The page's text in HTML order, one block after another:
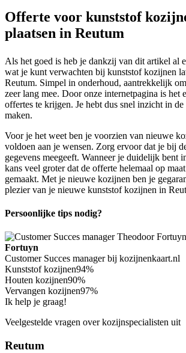
Offerte voor kunststof
plaatsen in Reutum
Als het goed is heb je dankzij van dit artikel al
wat je kunt verwachten bij kunststof kozijnen
Reutum. Simpel in onderhoud, aantrekkelijk
zeer lang mee. Door onze internetpagina is het
offertes te krijgen. Je hebt dus snel inzicht in
maken.
Voor je het weet ben je voorzien van nieuwe
voldoen aan je wensen. Zorg ervoor dat je bij
gegevens meegeeft. Wanneer je duidelijk bent
kans veel groter dat de offerte helemaal op
gemaakt. Met je nieuwe kozijnen ben je
plezier van je nieuwe kunststof kozijnen in
Persoonlijke tips nodig?
Fortuyn
Customer Succes manager bij kozijnenkaart.nl
Kunststof kozijnen94%
Houten kozijnen90%
Vervangen kozijnen97%
Ik help je graag!
Veelgestelde vragen over kozijnspecialisten uit
Reutum